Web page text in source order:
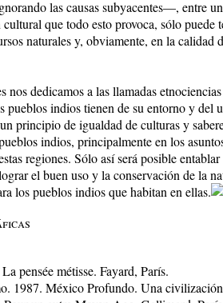
las causas subyacentes—, entre
que todo esto provoca, sólo puede
naturales y, obviamente, en la calidad
nos dedicamos a las llamadas
indios tienen de su entorno y del
principio de igualdad de culturas y
indios, principalmente en los
regiones. Sólo así será posible
el buen uso y la conservación de la
los pueblos indios que habitan en ellas.
pensée métisse. Fayard, París.
1987. México Profundo. Una